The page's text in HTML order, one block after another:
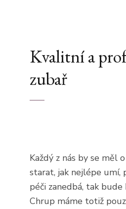
Kvalitní a
zubař
Každý z nás by se měl
starat, jak nejlépe umí,
péči zanedbá, tak
Chrup máme totiž